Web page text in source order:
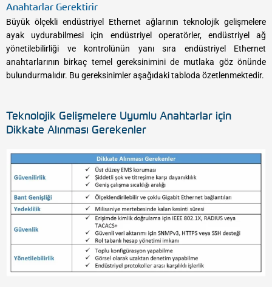
Anahtarlar Gerektirir
Büyük ölçekli endüstriyel Ethernet ağlarının teknolojik gelişmelere
ayak uydurabilmesi için endüstriyel operatörler, endüstriyel ağ
yönetilebilirliği ve kontrolünün yanı sıra endüstriyel Ethernet
anahtarlarının birkaç temel gereksinimini de mutlaka göz önünde
bulundurmalıdır. Bu gereksinimler aşağıdaki tabloda özetlenmektedir.
Teknolojik Gelişmelere Uyumlu Anahtarlar için
Dikkate Alınması Gerekenler